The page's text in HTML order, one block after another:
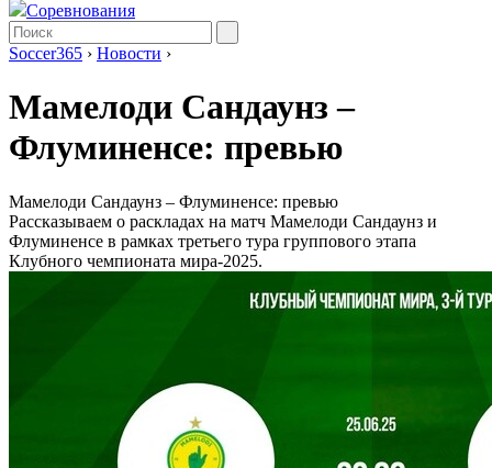
Соревнования
Soccer365 › Новости ›
Мамелоди Сандаунз –
Флуминенсе: превью
Мамелоди Сандаунз – Флуминенсе: превью
Рассказываем о раскладах на матч Мамелоди Сандаунз и
Флуминенсе в рамках третьего тура группового этапа
Клубного чемпионата мира-2025.